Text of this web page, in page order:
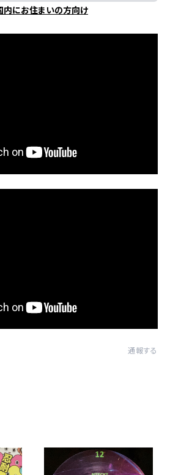
内にお住まいの方向け
通報する